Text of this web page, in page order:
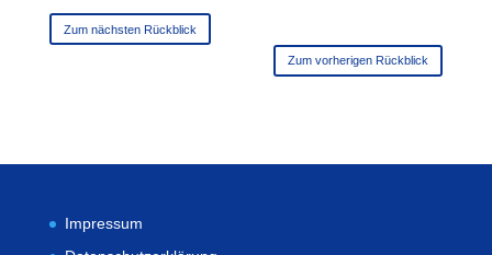
Zum nächsten Rückblick
Zum vorherigen Rückblick
Impressum